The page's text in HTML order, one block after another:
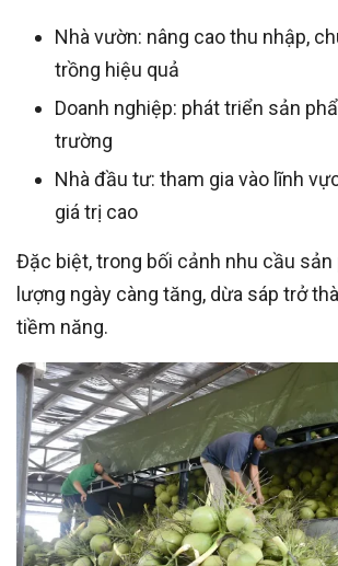
Nhà vườn: nâng cao thu nhập,
trồng hiệu quả
Doanh nghiệp: phát triển sản
trường
Nhà đầu tư: tham gia vào lĩnh
giá trị cao
Đặc biệt, trong bối cảnh nhu cầu
lượng ngày càng tăng, dừa sáp trở
tiềm năng.